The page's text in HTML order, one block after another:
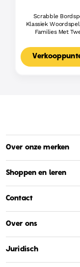
Scrabble
Klassiek
Families Met
Voor 2-4
Nederlandse
Over onze merken
Shoppen en leren
Contact
Over ons
Juridisch